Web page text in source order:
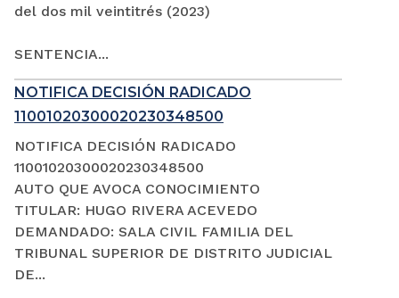
del dos mil veintitrés (2023)
SENTENCIA...
NOTIFICA DECISIÓN RADICADO
11001020300020230348500
NOTIFICA DECISIÓN RADICADO
11001020300020230348500
AUTO QUE AVOCA CONOCIMIENTO
TITULAR: HUGO RIVERA ACEVEDO
DEMANDADO: SALA CIVIL FAMILIA DEL
TRIBUNAL SUPERIOR DE DISTRITO JUDICIAL
DE...